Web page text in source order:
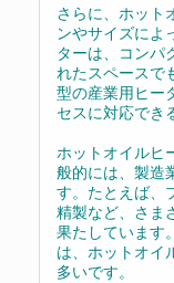
さらに、ホット
ンやサイズによ
ターは、コンパ
れたスペースで
型の産業用ヒー
セスに対応でき
ホットオイルヒ
般的には、製造
す。たとえば、
精製など、さま
果たしています
は、ホットオイ
多いです。